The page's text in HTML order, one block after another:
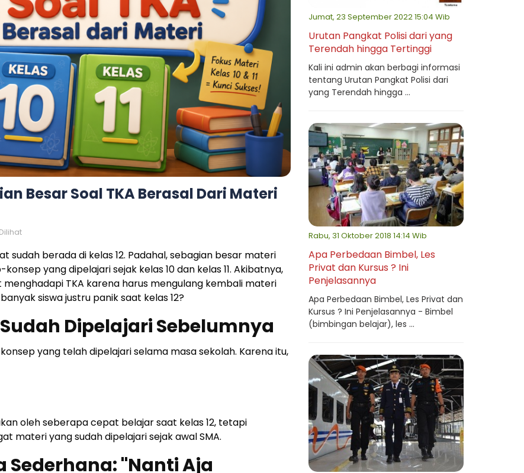
Besar Soal TKA Berasal Dari Materi
sudah berada di kelas 12. Padahal, sebagian besar materi
yang dipelajari sejak kelas 10 dan kelas 11. Akibatnya,
TKA karena harus mengulang kembali materi
siswa justru panik saat kelas 12?
Dipelajari Sebelumnya
yang telah dipelajari selama masa sekolah. Karena itu,
oleh seberapa cepat belajar saat kelas 12, tetapi
materi yang sudah dipelajari sejak awal SMA.
"Nanti Aja
Jumat, 23 September 2022 15:04 Wib
Urutan Pangkat Polisi dari yang
Terendah hingga Tertinggi
Kali ini admin akan berbagi informasi
tentang Urutan Pangkat Polisi dari
yang Terendah hingga ...
Rabu, 31 Oktober 2018 14:14 Wib
Apa Perbedaan Bimbel, Les
Privat dan Kursus ? Ini
Penjelasannya
Apa Perbedaan Bimbel, Les Privat dan
Kursus ? Ini Penjelasannya - Bimbel
(bimbingan belajar), les ...